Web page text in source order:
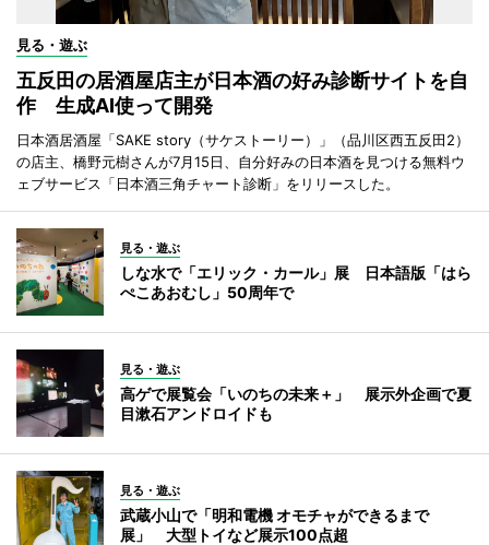
見る・遊ぶ
五反田の居酒屋店主が日本酒の好み診断サイトを自
作 生成AI使って開発
日本酒居酒屋「SAKE story（サケストーリー）」（品川区西五反田2）
の店主、橋野元樹さんが7月15日、自分好みの日本酒を見つける無料ウ
ェブサービス「日本酒三角チャート診断」をリリースした。
見る・遊ぶ
しな水で「エリック・カール」展 日本語版「はら
ぺこあおむし」50周年で
見る・遊ぶ
高ゲで展覧会「いのちの未来＋」 展示外企画で夏
目漱石アンドロイドも
見る・遊ぶ
武蔵小山で「明和電機 オモチャができるまで
展」 大型トイなど展示100点超